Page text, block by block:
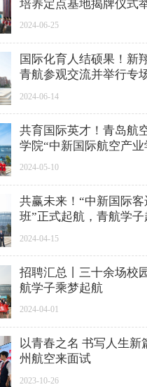
培养定点基地揭牌仪式
2024-06-25
国际化育人结硕果！新
青航参观交流并举行专
航学子走向世界
2024-06-14
共育国际英才！青岛航
学院“中新国际航空产业
仪式举行
2024-05-10
共赢未来！“中新国际客
班”正式起航，青航学
2024-04-15
招聘汇总丨三十余场校
航学子乘梦起航
2024-04-01
以青春之名 书写人生
州航空来面试
2023-10-26